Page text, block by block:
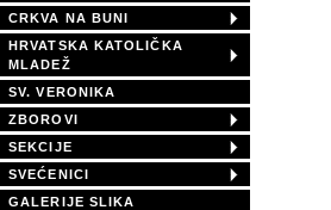
CRKVA NA BUNI
HRVATSKA KATOLIČKA
MLADEŽ
SV. VERONIKA
ZBOROVI
SEKCIJE
SVEĆENICI
GALERIJE SLIKA